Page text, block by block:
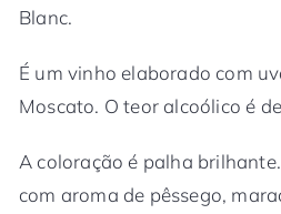
Blanc.
É um vinho elaborado com
Moscato. O teor alcoólico é
A coloração é palha
com aroma de pêssego,